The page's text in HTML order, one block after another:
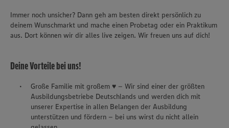
Immer noch unsicher? Dann geh am besten direkt persönlich zu
deinem Wunschmarkt und mache einen Probetag oder ein Praktikum
aus. Dort können wir dir alles live zeigen. Wir freuen uns auf dich!
Deine Vorteile bei uns!
Große Familie mit großem ♥ – Wir sind einer der größten
Ausbildungsbetriebe Deutschlands und werden dich mit
unserer Expertise in allen Belangen der Ausbildung
unterstützen und fördern – bei uns wirst du nicht allein